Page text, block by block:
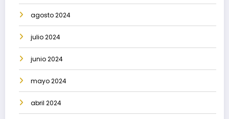
agosto 2024
julio 2024
junio 2024
mayo 2024
abril 2024